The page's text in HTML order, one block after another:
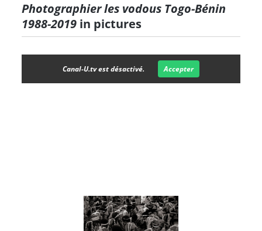
Photographier les vodous Togo-Bénin
1988-2019 in pictures
Canal-U.tv est désactivé. Accepter